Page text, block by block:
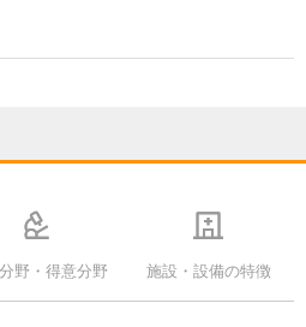
野・得意分野 施設・設備の特徴